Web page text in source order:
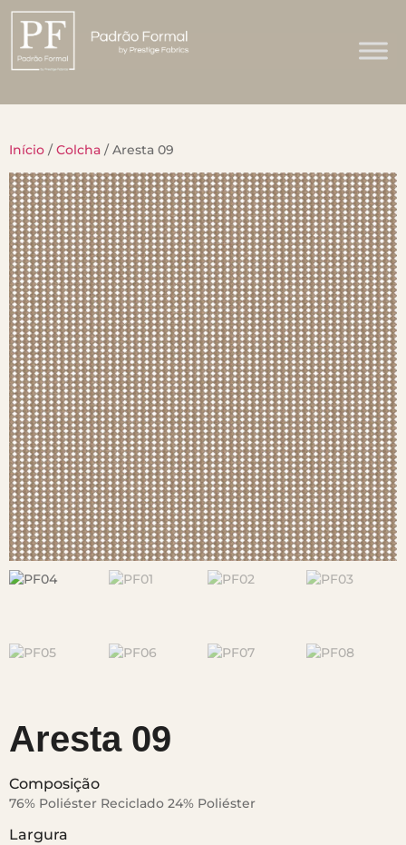
Início /Colcha / Aresta 09
Aresta 09
Composição
76% Poliéster Reciclado 24% Poliéster
Largura